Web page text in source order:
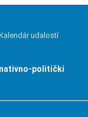
udalostí
politički